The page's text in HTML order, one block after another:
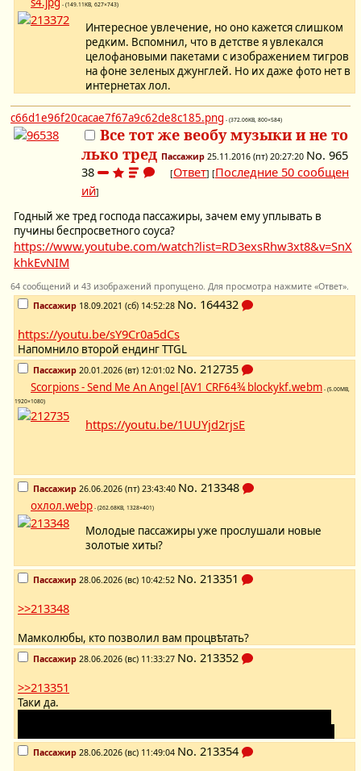
- (149.11KB, 627×743)
Интересное увлечение, но оно кажется слишком
редким. Вспомнил, что в детстве я увлекался
целофановыми пакетами с изображением тигров
на фоне зеленых джунглей. Но их даже фото нет в
интернетах лол.
c66d1e96f20cacae7f67a9c62de8c185.png - (372.06KB, 800×584)
Все тот же веобу музыки и не то
лько тред Пассажир 25.11.2016 (пт) 20:27:20 No. 965
38
[Ответ] [Последние 50 сообщен
ий]
Годный же тред господа пассажиры, зачем ему уплывать в
пучины беспросветного соуса?
https://www.youtube.com/watch?list=RD3exsRhw3xt8&v=SnX
khkEvNIM
64 сообщений и 43 изображений пропущено. Для просмотра нажмите «Ответ».
Пассажир 18.09.2021 (сб) 14:52:28 No. 164432
https://youtu.be/sY9Cr0a5dCs
Напомнило второй ендинг TTGL
Пассажир 20.01.2026 (вт) 12:01:02 No. 212735
Scorpions - Send Me An Angel [AV1 CRF64¾ blockykf.webm - (5.00MB,
1920×1080)
https://youtu.be/1UUYjd2rjsE
Пассажир 26.06.2026 (пт) 23:43:40 No. 213348
охлол.webp - (262.68KB, 1328×401)
Молодые пассажиры уже прослушали новые
золотые хиты?
Пассажир 28.06.2026 (вс) 10:42:52 No. 213351
>>213348
Мамколюбы, кто позволил вам процвѣтать?
Пассажир 28.06.2026 (вс) 11:33:27 No. 213352
>>213351
Таки да.
Пассажир 28.06.2026 (вс) 11:49:04 No. 213354